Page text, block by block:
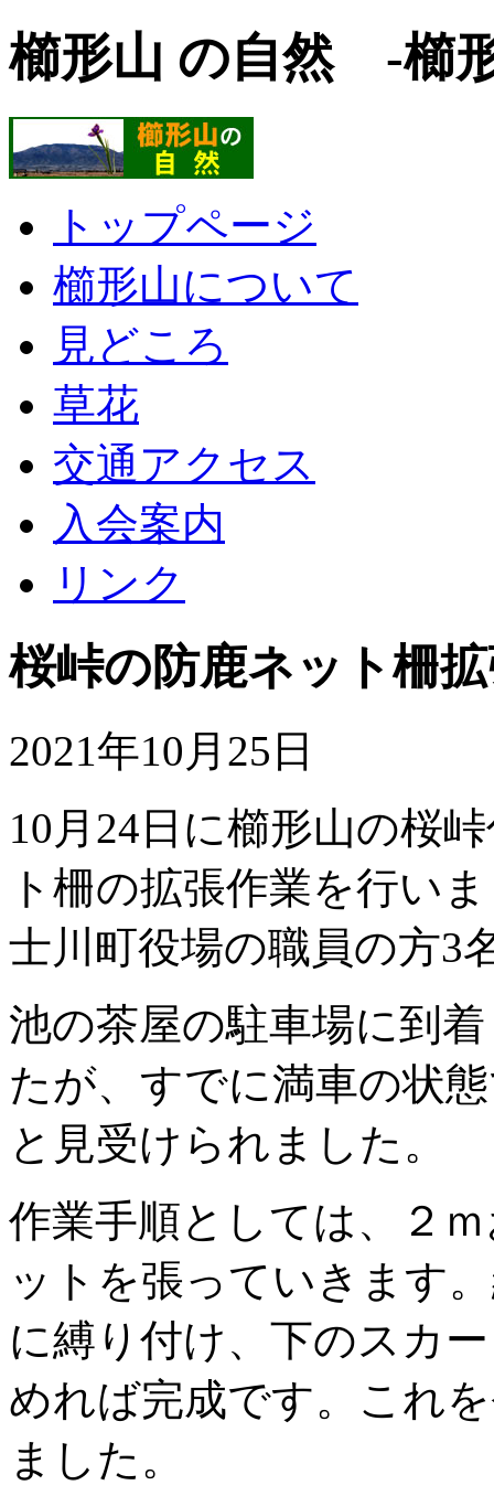
櫛形山 の自然 -櫛
トップページ
櫛形山について
見どころ
草花
交通アクセス
入会案内
リンク
桜峠の防鹿ネット柵
2021年10月25日
10月24日に櫛形山の桜
ト柵の拡張作業を行い
士川町役場の職員の方3
池の茶屋の駐車場に到
たが、すでに満車の状
と見受けられました。
作業手順としては、２
ットを張っていきます
に縛り付け、下のスカ
めれば完成です。これ
ました。